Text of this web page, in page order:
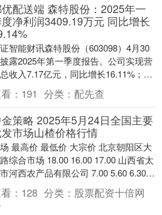
配送端 森特股份：2025年一
净利润3409.19万元 同比增长
智能财讯森特股份（603098）4月30
露2025年第一季度报告。公司实现营
收入7.17亿元，同比增长16.11%；归
净利润3409.19万元，同....
： 191 分类： 配先查
策略 2025年5月24日全国主要
市场山楂价格行情
最高价 最低价 大宗价 北京朝阳区大
综合市场 18.00 16.00 17.00 山西省太
河西农产品有限公司 7.00 5.60 6.30
市....
： 128 分类： 股票配资十倍网